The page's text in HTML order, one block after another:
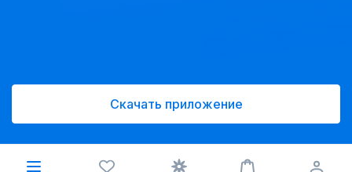
Скачать приложение